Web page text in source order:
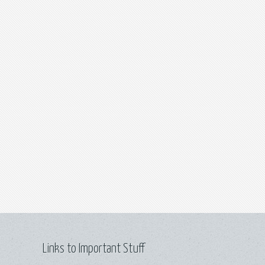
Links to Important Stuff